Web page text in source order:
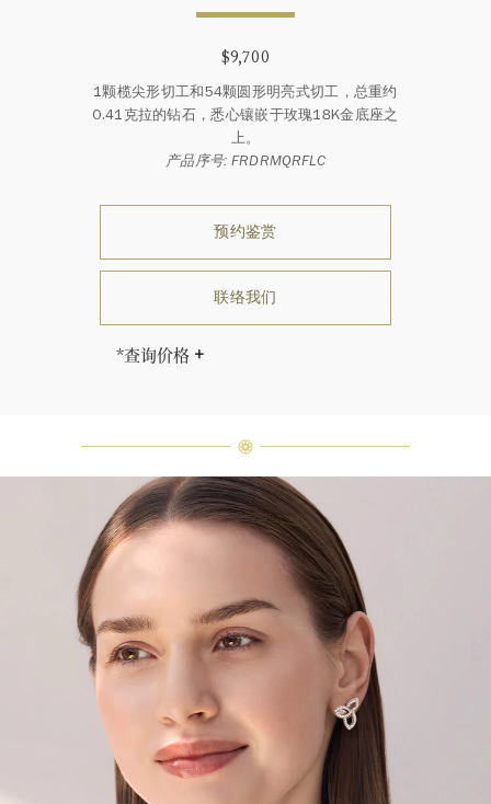
$9,700
1颗榄尖形切工和54颗圆形明亮式切工，总重约
0.41克拉的钻石，悉心镶嵌于玫瑰18K金底座之
上。
产品序号: FRDRMQRFLC
预约鉴赏
联络我们
*查询价格
宝石皆与众不同而采用独特镶嵌方
式，重量和宝石的等级亦不尽相同。
如有疑问，敬请咨询客户服务。